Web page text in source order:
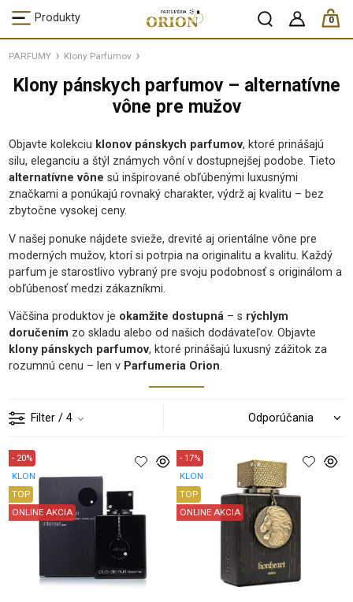
Produkty 0
ks /
PARFUMY Klony Parfumov
Klony pánskych parfumov – alternatívne
vône pre mužov
Objavte kolekciu klonov pánskych parfumov, ktoré prinášajú
silu, eleganciu a štýl známych vôní v dostupnejšej podobe. Tieto
alternatívne vône sú inšpirované obľúbenými luxusnými
značkami a ponúkajú rovnaký charakter, výdrž aj kvalitu – bez
zbytočne vysokej ceny.
V našej ponuke nájdete svieže, drevité aj orientálne vône pre
moderných mužov, ktorí si potrpia na originalitu a kvalitu. Každý
parfum je starostlivo vybraný pre svoju podobnosť s originálom a
obľúbenosť medzi zákazníkmi.
Väčšina produktov je okamžite dostupná – s rýchlym
doručením zo skladu alebo od našich dodávateľov. Objavte
klony pánskych parfumov, ktoré prinášajú luxusný zážitok za
rozumnú cenu – len v Parfumeria Orion.
Filter / 4
- 20%
KLON
TOP
ONLINE AKCIA
- 17%
KLON
TOP
ONLINE AKCIA